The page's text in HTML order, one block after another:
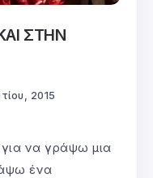
ΣΤΗΝ
2015
να γράψω μια
ένα